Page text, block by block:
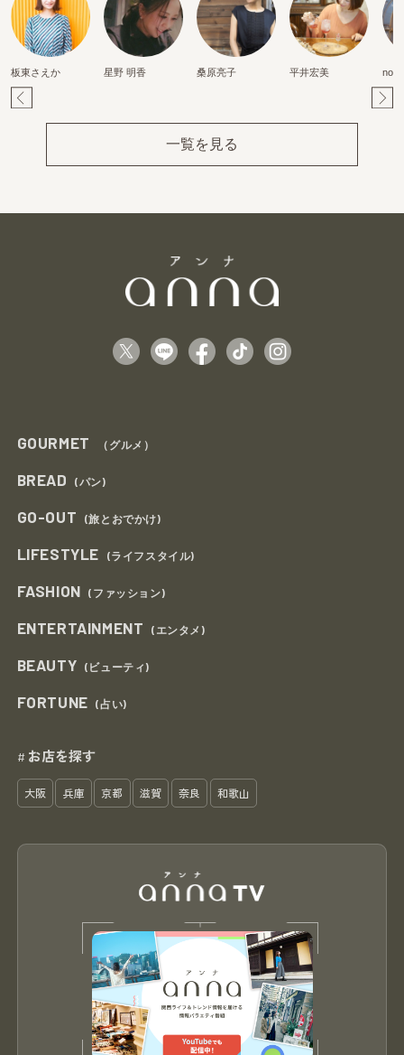
板東さえか 星野 明香 桑原亮子 平井宏美
一覧を見る
GOURMET （グルメ）
BREAD (パン)
GO-OUT (旅とおでかけ)
LIFESTYLE (ライフスタイル)
FASHION (ファッション)
ENTERTAINMENT (エンタメ)
BEAUTY (ビューティ)
FORTUNE (占い)
# お店を探す
大阪 兵庫 京都 滋賀 奈良 和歌山